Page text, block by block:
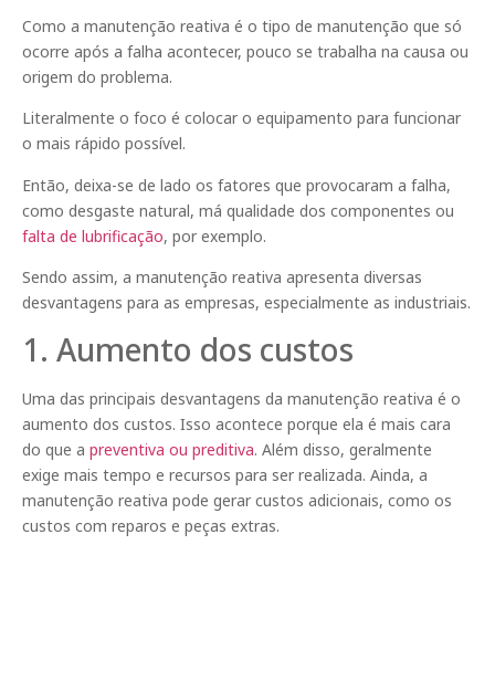
Como a manutenção reativa é o tipo de manutenção que só
ocorre após a falha acontecer, pouco se trabalha na causa ou
origem do problema.
Literalmente o foco é colocar o equipamento para funcionar
o mais rápido possível.
Então, deixa-se de lado os fatores que provocaram a falha,
como desgaste natural, má qualidade dos componentes ou
falta de lubrificação, por exemplo.
Sendo assim, a manutenção reativa apresenta diversas
desvantagens para as empresas, especialmente as industriais.
1. Aumento dos custos
Uma das principais desvantagens da manutenção reativa é o
aumento dos custos. Isso acontece porque ela é mais cara
do que a preventiva ou preditiva. Além disso, geralmente
exige mais tempo e recursos para ser realizada. Ainda, a
manutenção reativa pode gerar custos adicionais, como os
custos com reparos e peças extras.